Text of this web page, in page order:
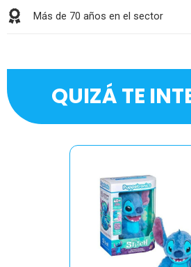
Más de 70 años en el sector
QUIZÁ TE